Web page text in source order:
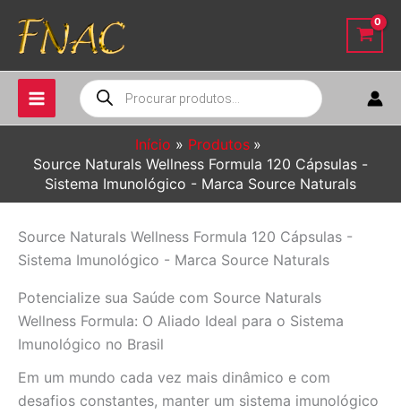
para
conteúdo
Pesquisar
produtos
Início
Produtos
Source Naturals Wellness Formula 120 Cápsulas -
Sistema Imunológico - Marca Source Naturals
Source Naturals Wellness Formula 120 Cápsulas -
Sistema Imunológico - Marca Source Naturals
Potencialize sua Saúde com Source Naturals
Wellness Formula: O Aliado Ideal para o Sistema
Imunológico no Brasil
Em um mundo cada vez mais dinâmico e com
desafios constantes, manter um sistema imunológico